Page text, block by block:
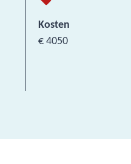
Kosten
€ 4050